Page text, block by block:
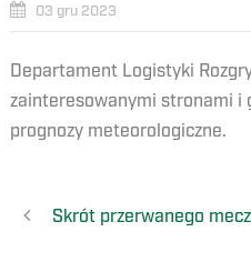
03 gru 2023
Departament Logistyki
zainteresowanymi stronami i
prognozy meteorologiczne.
Skrót przerwanego